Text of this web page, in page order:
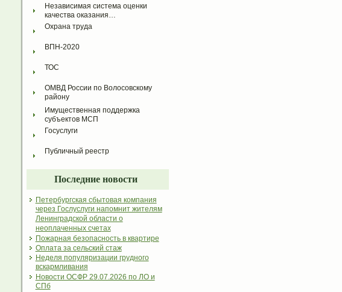
Независимая система оценки
качества оказания…
Охрана труда
ВПН-2020
ТОС
ОМВД России по Волосовскому
району
Имущественная поддержка
субъектов МСП
Госуслуги
Публичный реестр
Последние новости
Петербургская сбытовая компания
через Гослуслуги напомнит жителям
Ленинградской области о
неоплаченных счетах
Пожарная безопасность в квартире
Оплата за сельский стаж
Неделя популяризации грудного
вскармливания
Новости ОСФР 29.07.2026 по ЛО и
СПб